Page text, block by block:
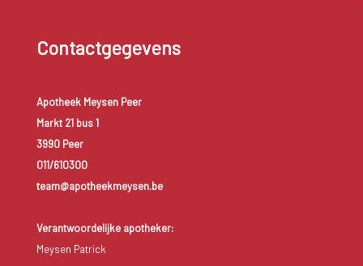
Contactgegevens
Apotheek Meysen Peer
Markt 21 bus 1
3990 Peer
011/610300
team@apotheekmeysen.be
Verantwoordelijke apotheker:
Meysen Patrick